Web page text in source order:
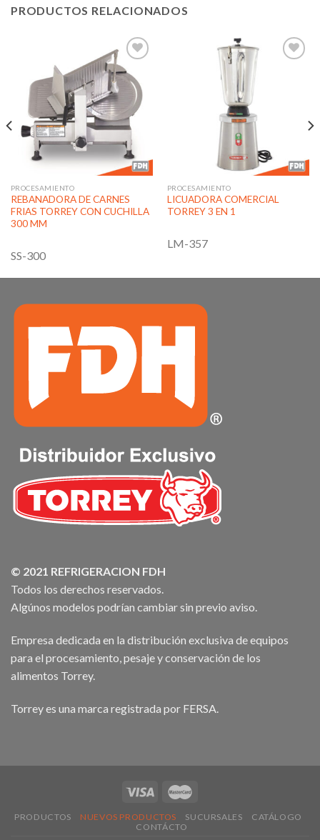
PRODUCTOS RELACIONADOS
Añadir
a la
lista de
deseos
PROCESAMIENTO
REBANADORA DE CARNES
FRIAS TORREY CON CUCHILLA
300 MM
SS-300
PROCESAMIENTO
LICUADORA COMERCIAL
TORREY 3 EN 1
LM-357
© 2021 REFRIGERACION FDH
Todos los derechos reservados.
Algúnos modelos podrían cambiar sin previo aviso.
Empresa dedicada en la distribución exclusiva de equipos
para el procesamiento, pesaje y conservación de los
alimentos Torrey.
Torrey es una marca registrada por FERSA.
PRODUCTOS NUEVOS PRODUCTOS SUCURSALES
CATÁLOGO
CONTÁCTO